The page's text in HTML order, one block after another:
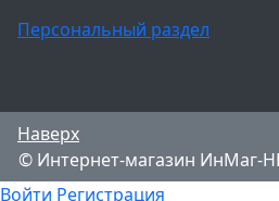
Персональный раздел
Наверх
© Интернет-магазин ИнМаг-
Войти Регистрация